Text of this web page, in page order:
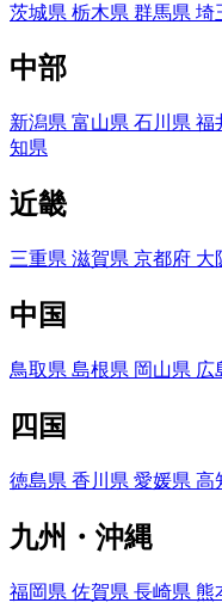
茨城県 栃木県 群馬県 埼
中部
新潟県 富山県 石川県 福
知県
近畿
三重県 滋賀県 京都府 大
中国
鳥取県 島根県 岡山県 広
四国
徳島県 香川県 愛媛県 高
九州・沖縄
福岡県 佐賀県 長崎県 熊